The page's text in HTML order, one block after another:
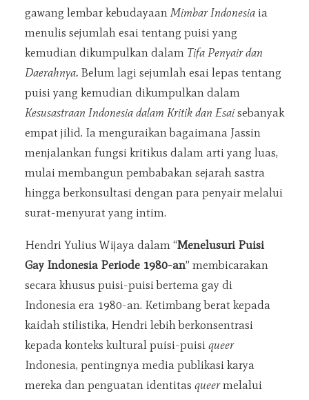
gawang lembar kebudayaan Mimbar Indonesia ia
menulis sejumlah esai tentang puisi yang
kemudian dikumpulkan dalam Tifa Penyair dan
Daerahnya. Belum lagi sejumlah esai lepas tentang
puisi yang kemudian dikumpulkan dalam
Kesusastraan Indonesia dalam Kritik dan Esaisebanyak
empat jilid. Ia menguraikan bagaimana Jassin
menjalankan fungsi kritikus dalam arti yang luas,
mulai membangun pembabakan sejarah sastra
hingga berkonsultasi dengan para penyair melalui
surat-menyurat yang intim.
Hendri Yulius Wijaya dalam “Menelusuri Puisi
Gay Indonesia Periode 1980-an” membicarakan
secara khusus puisi-puisi bertema gay di
Indonesia era 1980-an. Ketimbang berat kepada
kaidah stilistika, Hendri lebih berkonsentrasi
kepada konteks kultural puisi-puisi queer
Indonesia, pentingnya media publikasi karya
mereka dan penguatan identitas queermelalui